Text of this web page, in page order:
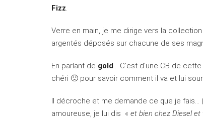
Fizz.
Verre en main, je me dirige vers la collection
argentés déposés sur chacune de ses
En parlant de gold… C’est d’une CB de
chéri 🙂 pour savoir comment il va et lui
Il décroche et me demande ce que je fais…
amoureuse, je lui dis « et bien chez Diesel et